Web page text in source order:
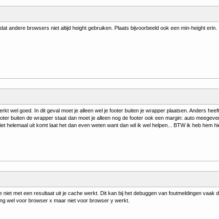
andere browsers niet altijd height gebruiken. Plaats bijvoorbeeld ook een min-height erin.
wel goed. In dit geval moet je alleen wel je footer buiten je wrapper plaatsen. Anders
buiten de wrapper staat dan moet je alleen nog de footer ook een margin: auto
helemaal uit komt laat het dan even weten want dan wil ik wel helpen... BTW ik heb hem
niet met een resultaat uit je cache werkt. Dit kan bij het debuggen van foutmeldingen vaak
wel voor browser x maar niet voor browser y werkt.